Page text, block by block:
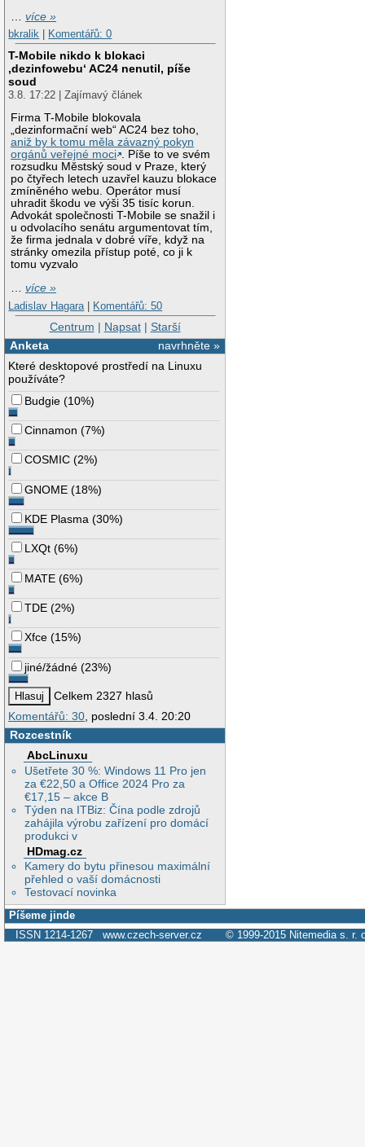
…více »
bkralik
Komentářů: 0
T-Mobile nikdo k blokaci
‚dezinfowebu‘ AC24 nenutil, píše
soud
3.8. 17:22 | Zajímavý článek
Firma T-Mobile blokovala
„dezinformační web“ AC24 bez toho,
aniž by k tomu měla závazný pokyn
orgánů veřejné moci . Píše to ve svém
rozsudku Městský soud v Praze, který
po čtyřech letech uzavřel kauzu blokace
zmíněného webu. Operátor musí
uhradit škodu ve výši 35 tisíc korun.
Advokát společnosti T-Mobile se snažil i
u odvolacího senátu argumentovat tím,
že firma jednala v dobré víře, když na
stránky omezila přístup poté, co ji k
tomu vyzvalo
…více »
Ladislav Hagara | Komentářů: 50
Centrum | Napsat| Starší
navrhněte »
Anketa
Které desktopové prostředí na Linuxu
používáte?
Budgie (10%)
Cinnamon (7%)
COSMIC (2%)
GNOME (18%)
KDE Plasma (30%)
LXQt (6%)
MATE (6%)
TDE (2%)
Xfce (15%)
jiné/žádné (23%)
Celkem 2327 hlasů
Komentářů: 30, poslední 3.4. 20:20
Rozcestník
AbcLinuxu
Ušetřete 30 %: Windows 11 Pro jen
za €22,50 a Office 2024 Pro za
€17,15 – akce B
Týden na ITBiz: Čína podle zdrojů
zahájila výrobu zařízení pro domácí
produkci v
HDmag.cz
Kamery do bytu přinesou maximální
přehled o vaší domácnosti
Testovací novinka
Píšeme jinde
ISSN 1214-1267 www.czech-server.cz © 1999-2015 Nitemedia s. r.